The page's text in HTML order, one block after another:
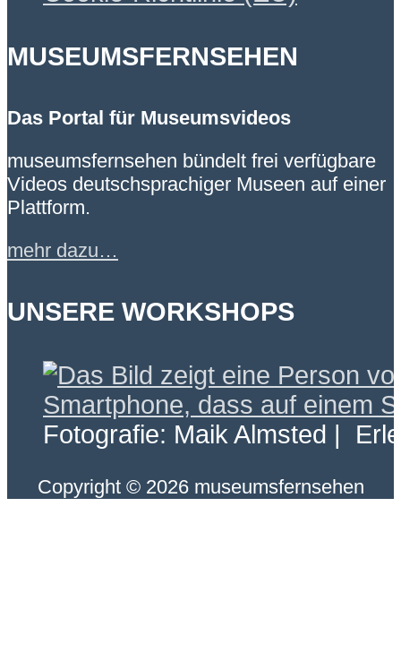
MUSEUMSFERNSEHEN
Das Portal für Museumsvideos
museumsfernsehen bündelt frei verfügbare
Videos deutschsprachiger Museen auf einer
Plattform.
mehr dazu…
UNSERE WORKSHOPS
Fotografie: Maik Almsted |
Copyright © 2026 museumsfernsehen